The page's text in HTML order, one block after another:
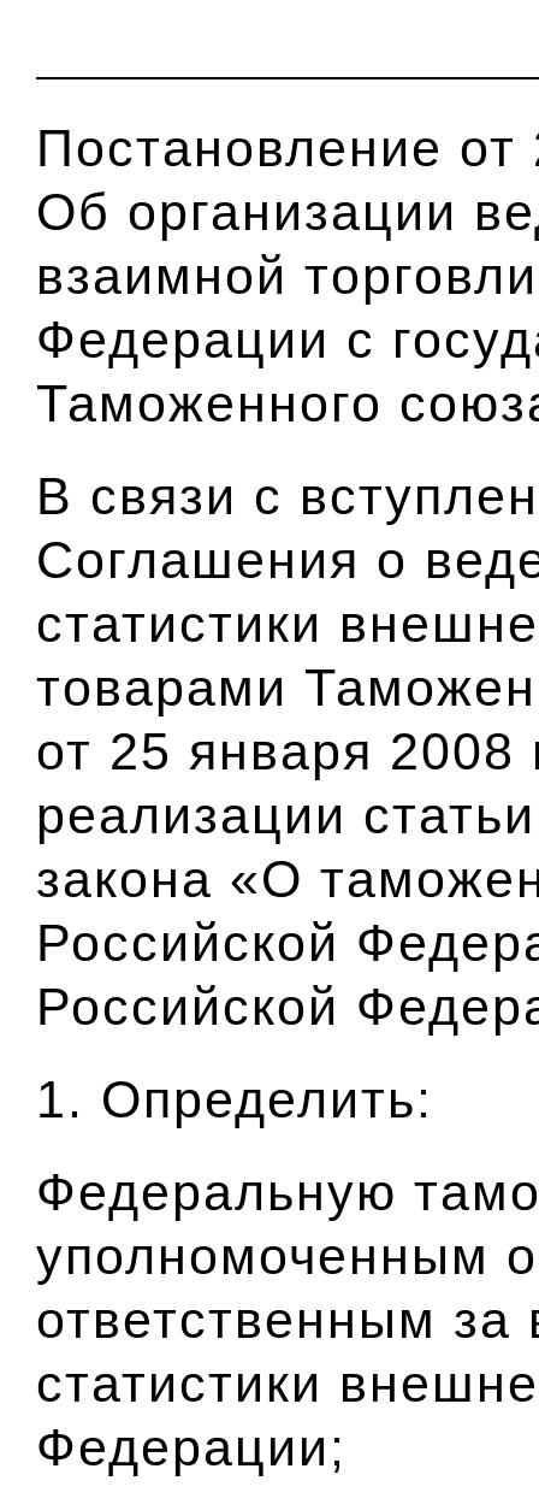
Постановление
Об организации
взаимной
Федерации с
Таможенного
В связи с
Соглашения о
статистики
товарами
от 25 января 2008
реализации
закона «О
Российской
Российской
1. Определить:
Федеральную
уполномоченным
ответственным
статистики
Федерации;